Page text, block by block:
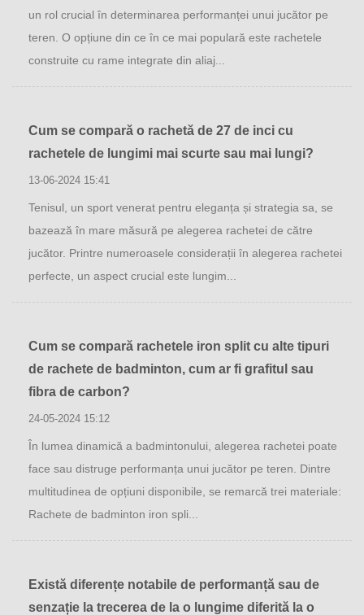
un rol crucial în determinarea performanței unui jucător pe
teren. O opțiune din ce în ce mai populară este rachetele
construite cu rame integrate din aliaj...
Cum se compară o rachetă de 27 de inci cu
rachetele de lungimi mai scurte sau mai lungi?
13-06-2024 15:41
Tenisul, un sport venerat pentru eleganța și strategia sa, se
bazează în mare măsură pe alegerea rachetei de către
jucător. Printre numeroasele considerații în alegerea rachetei
perfecte, un aspect crucial este lungim...
Cum se compară rachetele iron split cu alte tipuri
de rachete de badminton, cum ar fi grafitul sau
fibra de carbon?
24-05-2024 15:12
În lumea dinamică a badmintonului, alegerea rachetei poate
face sau distruge performanța unui jucător pe teren. Dintre
multitudinea de opțiuni disponibile, se remarcă trei materiale:
Rachete de badminton iron spli...
Există diferențe notabile de performanță sau de
senzație la trecerea de la o lungime diferită la o